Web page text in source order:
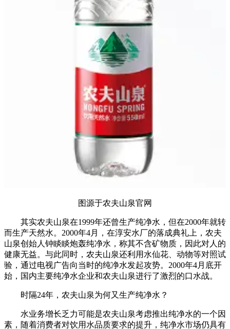
图源于农夫山泉官网
其实农夫山泉在1999年还曾生产纯净水，但在2000年就转
而生产天然水。2000年4月，在淳安水厂的落成典礼上，农夫
山泉创始人钟睒睒炮轰纯净水，称其不含矿物质，因此对人的
健康无益。与此同时，农夫山泉还利用水仙花、动物等对照试
验，通过电视广告向当时的纯净水发起攻势。2000年4月底开
始，国内主要纯净水企业和农夫山泉进行了激烈的口水战。
时隔24年，农夫山泉为何又生产纯净水？
水业务增长乏力可能是农夫山泉考虑推出纯净水的一个因
素，随着消费者对饮用水品质要求的提升，纯净水市场仍具有